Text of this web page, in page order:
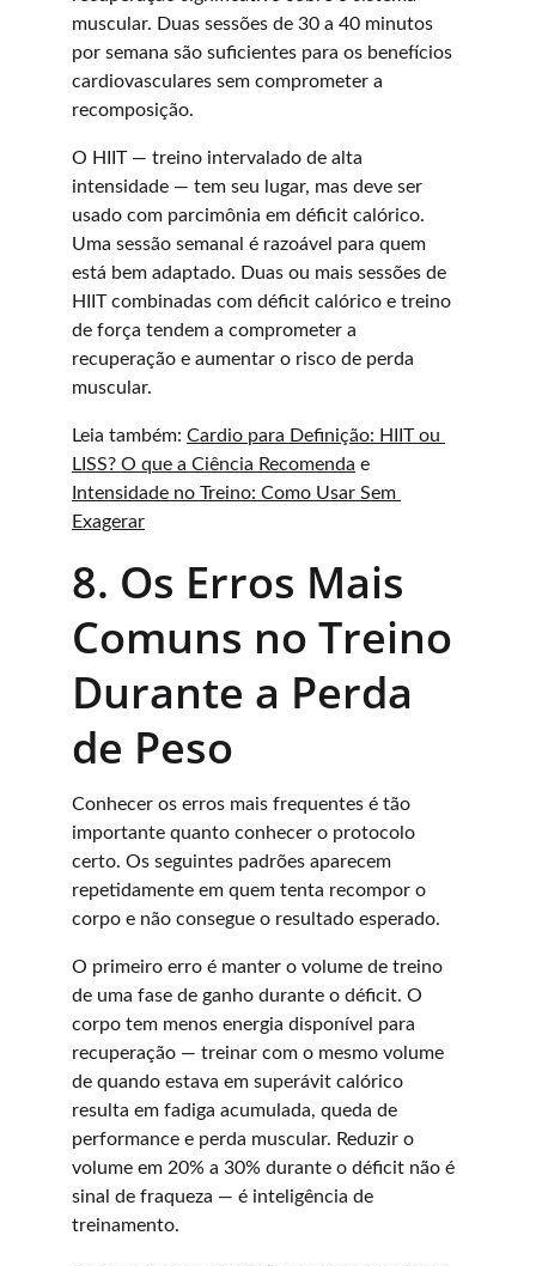
muscular. Duas sessões de 30 a 40 minutos
por semana são suficientes para os benefícios
cardiovasculares sem comprometer a
recomposição.
O HIIT — treino intervalado de alta
intensidade — tem seu lugar, mas deve ser
usado com parcimônia em déficit calórico.
Uma sessão semanal é razoável para quem
está bem adaptado. Duas ou mais sessões de
HIIT combinadas com déficit calórico e treino
de força tendem a comprometer a
recuperação e aumentar o risco de perda
muscular.
Leia também: Cardio para Definição: HIIT ou
LISS? O que a Ciência Recomenda e
Intensidade no Treino: Como Usar Sem
Exagerar
8. Os Erros Mais
Comuns no Treino
Durante a Perda
de Peso
Conhecer os erros mais frequentes é tão
importante quanto conhecer o protocolo
certo. Os seguintes padrões aparecem
repetidamente em quem tenta recompor o
corpo e não consegue o resultado esperado.
O primeiro erro é manter o volume de treino
de uma fase de ganho durante o déficit. O
corpo tem menos energia disponível para
recuperação — treinar com o mesmo volume
de quando estava em superávit calórico
resulta em fadiga acumulada, queda de
performance e perda muscular. Reduzir o
volume em 20% a 30% durante o déficit não é
sinal de fraqueza — é inteligência de
treinamento.